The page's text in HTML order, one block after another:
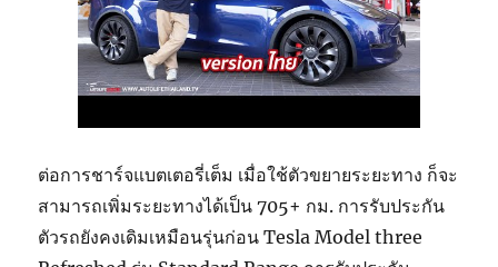
ต่อการชาร์จแบตเตอรี่เต็ม เมื่อใช้ตัวขยายระยะทาง ก็จะ
สามารถเพิ่มระยะทางได้เป็น 705+ กม. การรับประกัน
ตัวรถยังคงเดิมเหมือนรุ่นก่อน Tesla Model three